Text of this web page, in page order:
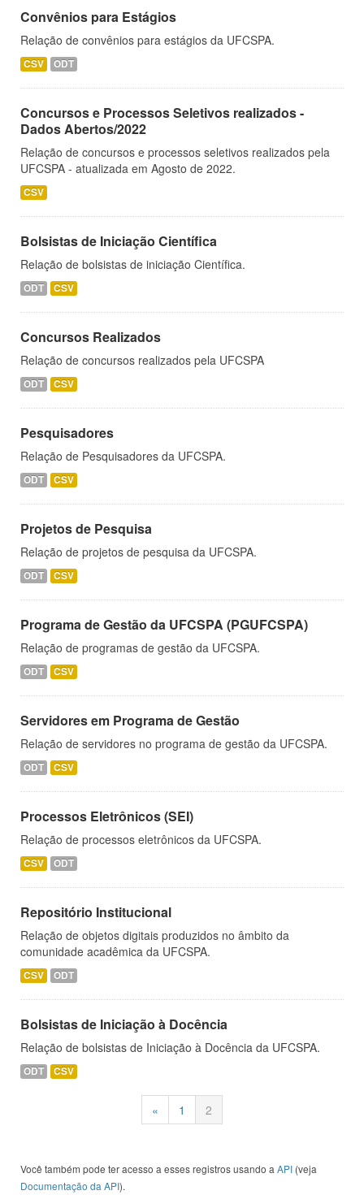
Convênios para Estágios
Relação de convênios para estágios da UFCSPA.
CSV ODT
Concursos e Processos Seletivos realizados -
Dados Abertos/2022
Relação de concursos e processos seletivos realizados pela
UFCSPA - atualizada em Agosto de 2022.
CSV
Bolsistas de Iniciação Científica
Relação de bolsistas de iniciação Científica.
ODT CSV
Concursos Realizados
Relação de concursos realizados pela UFCSPA
ODT CSV
Pesquisadores
Relação de Pesquisadores da UFCSPA.
ODT CSV
Projetos de Pesquisa
Relação de projetos de pesquisa da UFCSPA.
ODT CSV
Programa de Gestão da UFCSPA (PGUFCSPA)
Relação de programas de gestão da UFCSPA.
ODT CSV
Servidores em Programa de Gestão
Relação de servidores no programa de gestão da UFCSPA.
ODT CSV
Processos Eletrônicos (SEI)
Relação de processos eletrônicos da UFCSPA.
CSV ODT
Repositório Institucional
Relação de objetos digitais produzidos no âmbito da
comunidade acadêmica da UFCSPA.
CSV ODT
Bolsistas de Iniciação à Docência
Relação de bolsistas de Iniciação à Docência da UFCSPA.
ODT CSV
« 1 2
Você também pode ter acesso a esses registros usando a API (veja
Documentação da API).